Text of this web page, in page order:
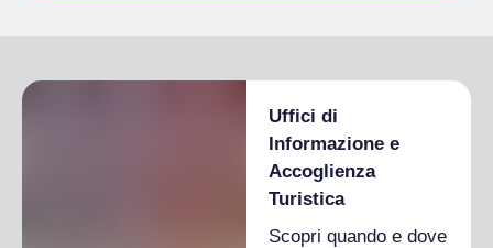
Uffici di
Informazione e
Accoglienza
Turistica
Scopri quando e dove